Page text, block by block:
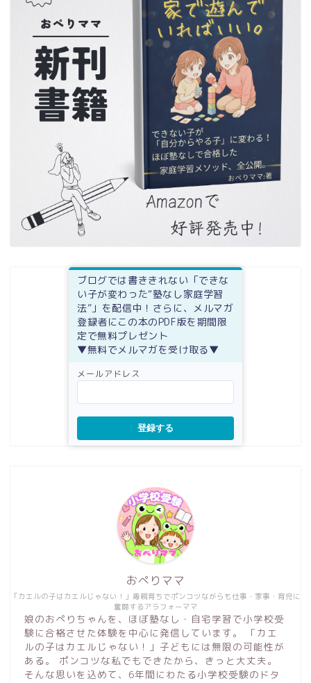
ブログでは書ききれない「できな
い子が変わった“塾なし家庭学習
法”」を配信中！さらに、メルマガ
登録者にこの本のPDF版を期間限
定で無料プレゼント
▼無料でメルマガを受け取る▼
メールアドレス
登録する
「カエルの子はカエルじゃない！」毒親育ちでポンコツながらも仕事・家事・育児に
奮闘するアラフォーママ
おぺりママ
娘のおぺりちゃんを、ほぼ塾なし・自宅学習で小学校受
験に合格させた体験を中心に発信しています。 「カエ
ルの子はカエルじゃない！」子どもには無限の可能性が
ある。 ポンコツな私でもできたから、きっと大丈夫。
そんな思いを込めて、6年間にわたる小学校受験のドタ